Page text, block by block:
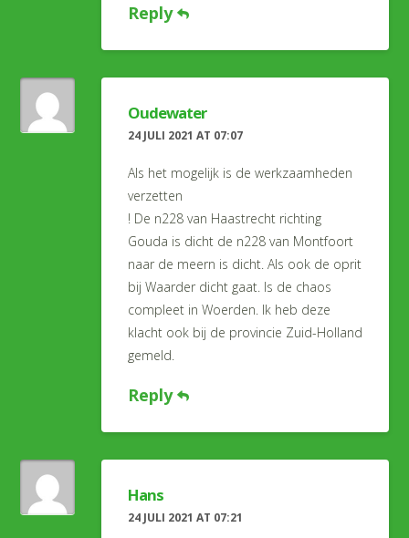
Reply
Oudewater
24 JULI 2021 AT 07:07
Als het mogelijk is de werkzaamheden
verzetten
! De n228 van Haastrecht richting
Gouda is dicht de n228 van Montfoort
naar de meern is dicht. Als ook de oprit
bij Waarder dicht gaat. Is de chaos
compleet in Woerden. Ik heb deze
klacht ook bij de provincie Zuid-Holland
gemeld.
Reply
Hans
24 JULI 2021 AT 07:21